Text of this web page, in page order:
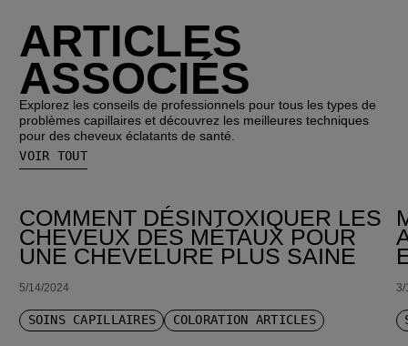
ARTICLES
ASSOCIÉS
Explorez les conseils de professionnels pour tous les types de
problèmes capillaires et découvrez les meilleures techniques
pour des cheveux éclatants de santé.
VOIR TOUT
COMMENT DÉSINTOXIQUER LES
CHEVEUX DES MÉTAUX POUR
UNE CHEVELURE PLUS SAINE
5/14/2024
SOINS CAPILLAIRES COLORATION ARTICLES
3/